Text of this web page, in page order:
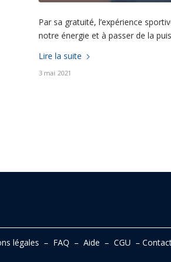
Par sa gratuité, l’expérience
notre énergie et à passer de la
Lire la suite
3 mai 2021
légales – FAQ –Aide –CGU –